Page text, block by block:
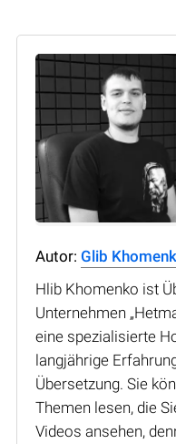
Autor: Glib
Hlib Khomenko ist
Unternehmen
eine spezialisierte
langjährige
Übersetzung. Sie
Themen lesen, die
Videos ansehen,